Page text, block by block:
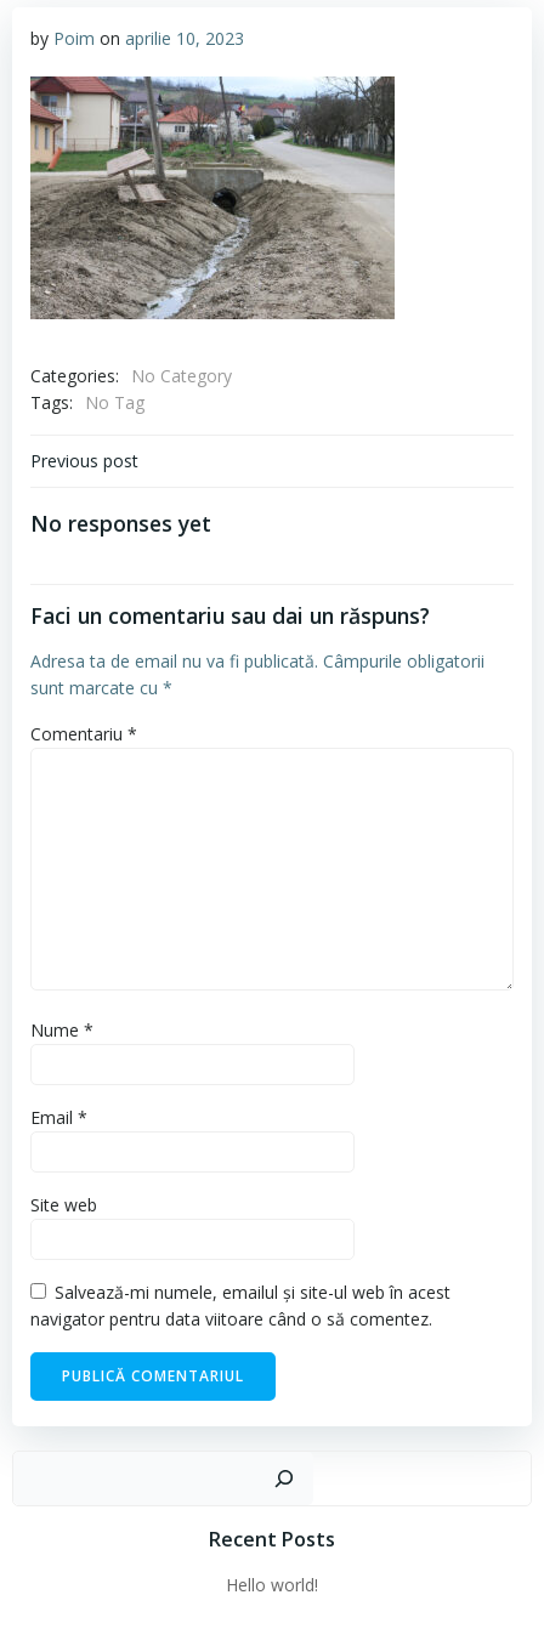
by Poim on aprilie 10, 2023
Categories:
No Category
Tags:
No Tag
Navigare
articole
Previous post
No responses yet
Faci un comentariu sau dai un răspuns?
Adresa ta de email nu va fi publicată. Câmpurile obligatorii
sunt marcate cu *
Comentariu *
Nume *
Email *
Site web
Salvează-mi numele, emailul și site-ul web în acest
navigator pentru data viitoare când o să comentez.
Recent Posts
Hello world!